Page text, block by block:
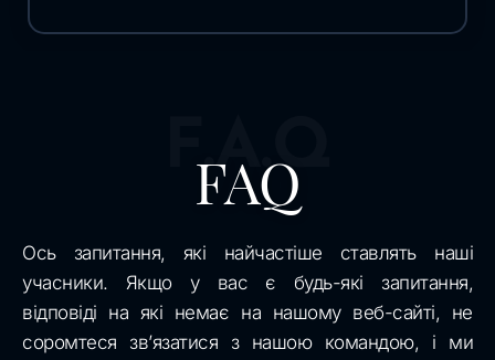
F.A.Q
FAQ
Ось запитання, які найчастіше ставлять наші
учасники. Якщо у вас є будь-які запитання,
відповіді на які немає на нашому веб-сайті, не
соромтеся зв’язатися з нашою командою, і ми